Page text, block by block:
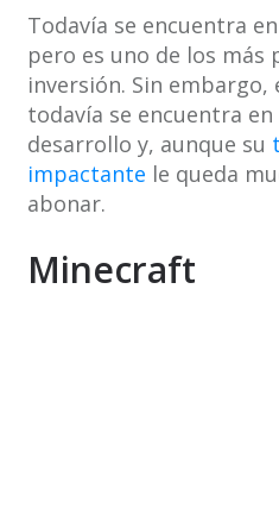
Todavía se encuentra
pero es uno de los más
inversión. Sin
todavía se encuentra
desarrollo y, aunque su
impactante le queda
abonar.
Minecraft